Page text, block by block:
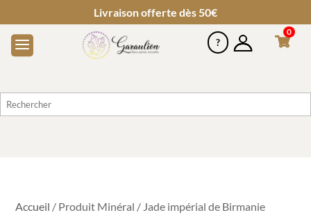
Livraison offerte dès 50€
0
Accueil / Produit Minéral / Jade impérial de Birmanie